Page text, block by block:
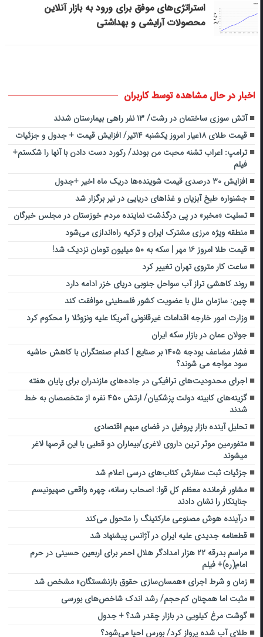
استراتژی‌های موفق برای ورود به بازار آنلاین
محصولات آرایشی و بهداشتی
اخبار در حال مشاهده توسط کاربران
آتش سوزی ساختمان در رشت/ ۱۳ نفر راهی بیمارستان شدند
قیمت طلای ۱۸عیار امروز یکشنبه ۱۴تیر/ افزایش قیمت + جدول و جزئیات
ترامپ: اعراب تشنه محبت من بودند/ رکورد دست دادن با آنها را شکستم+
فیلم
افزایش ۳۰ درصدی قیمت شوینده‌ها دریک ماه اخیر +جدول
جشنواره طبخ آبزیان و غذاهای دریایی در نیر برگزار شد
تسلیت «مخبر» در پی درگذشت نماینده مردم خوزستان در مجلس خبرگان
منطقه ویژه مرزی مشترک ایران و ترکیه راه‌اندازی می‌شود
قیمت طلا امروز ۱۶ مهر | سکه به ۵۰ میلیون تومان نزدیک شد!
ساعت کار متروی تهران تغییر کرد
روند کاهشی تراز آب سواحل جنوبی دریای خزر ادامه دارد
چین: سازمان ملل با عضویت کشور فلسطینی موافقت کند
وزارت امور خارجه اقدامات غیرقانونی آمریکا علیه ونزوئلا را محکوم کرد
جولان عمان در بازار سکه ایران
فشار مضاعف بودجه ۱۴۰۵ بر صنایع | کدام صنعتگران با کاهش حاشیه
سود مواجه می شوند؟
اجرای محدودیت‌های ترافیکی در جاده‌های مازندران برای پایان هفته
گزینه‌های کابینه دولت پزشکیان/ ارتش ۴۵۰ نفره از متخصصان به خط
شدند
تحلیل آینده بازار پروفیل در فضای مبهم اقتصادی
متفورمین موثر ترین داروی لاغری/بیماران دو قطبی با این قرصها لاغر
میشوند
جزئیات ثبت سفارش کتاب‌های درسی اعلام شد
مشاور فرمانده معظم کل قوا: اصحاب رسانه، چهره واقعی صهیونیسم
جنایتکار را نشان دادند
درآینده هوش مصنوعی مارکتینگ را متحول می‌کند
قطعنامه جدیدی علیه ایران در آژانس پیشنهاد شد
مراسم بدرقه ۲۲ هزار امدادگر هلال احمر برای اربعین حسینی در حرم
امام(ره)+ فیلم
زمان و شرط اجرای «همسان‌سازی حقوق بازنشستگان» مشخص شد
مثبت اما همچنان کم‌حجم/ رشد اندک شاخص‌های بورسی
گوشت مرغ کیلویی در بازار چقدر شد؟ + جدول
طلای آب شده پرواز کرد/ بورس احیا می‌شود؟